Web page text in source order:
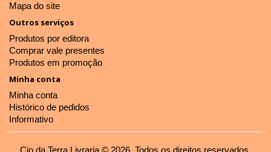
Mapa do site
Outros serviços
Produtos por editora
Comprar vale presentes
Produtos em promoção
Minha conta
Minha conta
Histórico de pedidos
Informativo
Cio da Terra Livraria © 2026, Todos os direitos reservados.